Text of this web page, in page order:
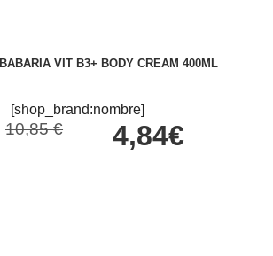
BABARIA VIT B3+ BODY CREAM 400ML
[shop_brand:nombre]
10,85 € 4,84€